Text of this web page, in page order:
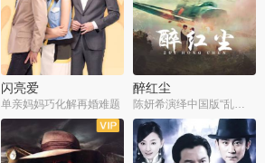
闪亮爱
单亲妈妈巧化解再婚难题
醉红尘
陈妍希演绎中国版“乱世佳人”
全30集 全30集